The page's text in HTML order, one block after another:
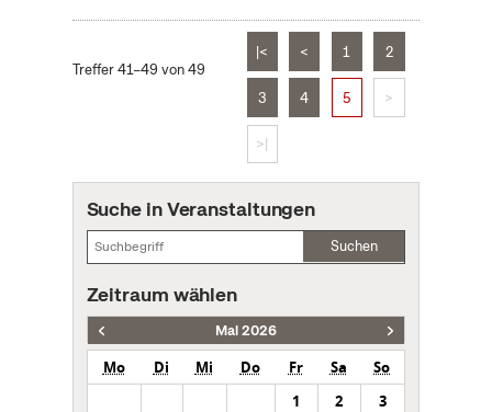
Treffer 41–49 von 49
|< < 1 2
3 4 5 >
>|
Suche in Veranstaltungen
Suchen
Zeitraum wählen
Mai 2026
Mo Di Mi Do Fr Sa
So
1
2
3